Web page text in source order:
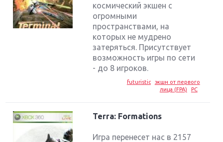
космический экшен с
огромными
пространствами, на
которых не мудрено
затеряться. Присутствует
возможность игры по сети
- до 8 игроков.
futuristic
экшн от первого
лица (FPA)
PC
Terra: Formations
Игра перенесет нас в 2157